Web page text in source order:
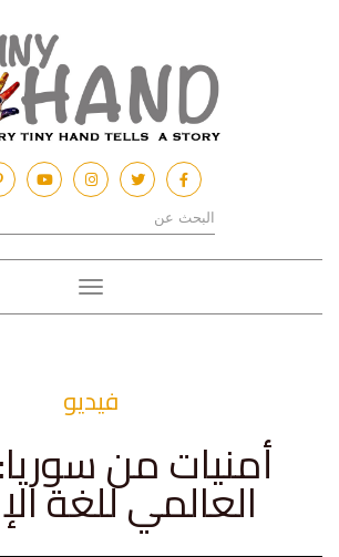
Toggle
navigation
فيديو
أمنيات من
العالمي للغة